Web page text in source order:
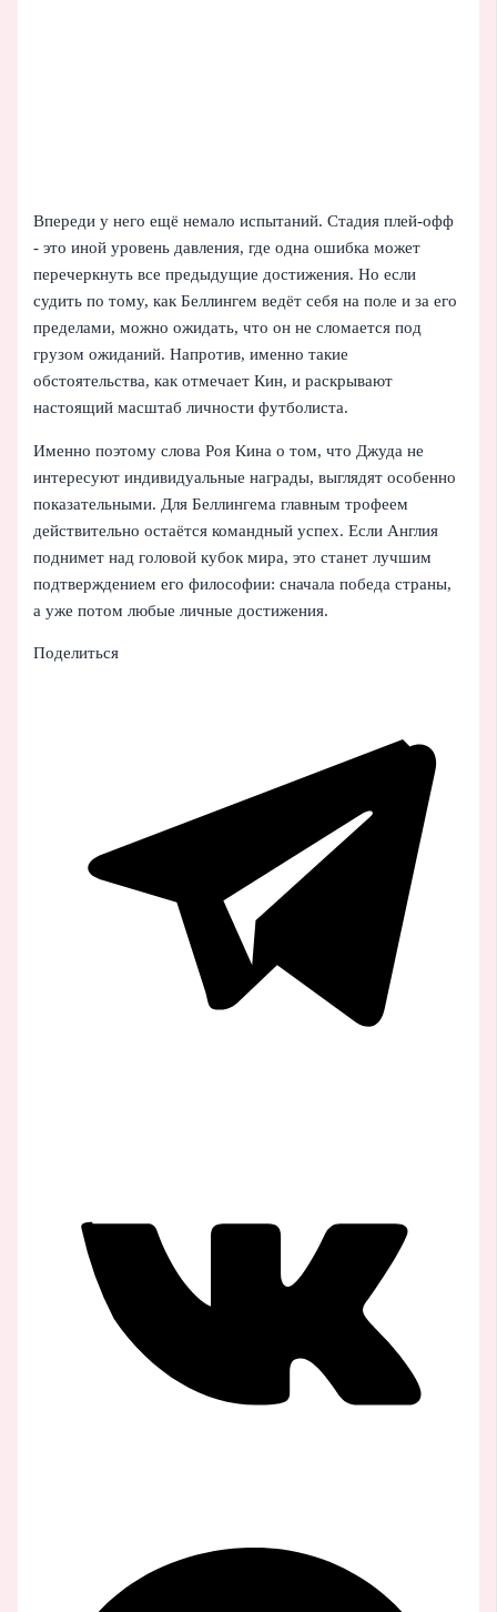
Впереди у него ещё немало испытаний. Стадия плей-офф
- это иной уровень давления, где одна ошибка может
перечеркнуть все предыдущие достижения. Но если
судить по тому, как Беллингем ведёт себя на поле и за его
пределами, можно ожидать, что он не сломается под
грузом ожиданий. Напротив, именно такие
обстоятельства, как отмечает Кин, и раскрывают
настоящий масштаб личности футболиста.
Именно поэтому слова Роя Кина о том, что Джуда не
интересуют индивидуальные награды, выглядят особенно
показательными. Для Беллингема главным трофеем
действительно остаётся командный успех. Если Англия
поднимет над головой кубок мира, это станет лучшим
подтверждением его философии: сначала победа страны,
а уже потом любые личные достижения.
Поделиться